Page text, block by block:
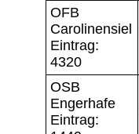
OFB
Carolinensiel
Eintrag:
4320
OSB
Engerhafe
Eintrag: